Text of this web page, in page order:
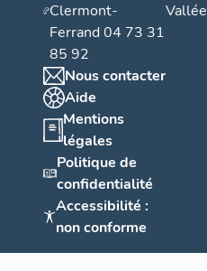
Clermont-
Ferrand 04 73 31
85 92
Nous contacter
Aide
Mentions
légales
Politique de
confidentialité
Accessibilité :
non conforme
Vallée